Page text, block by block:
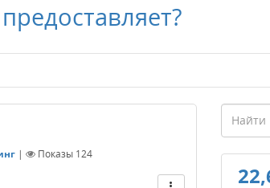
| Показы 124